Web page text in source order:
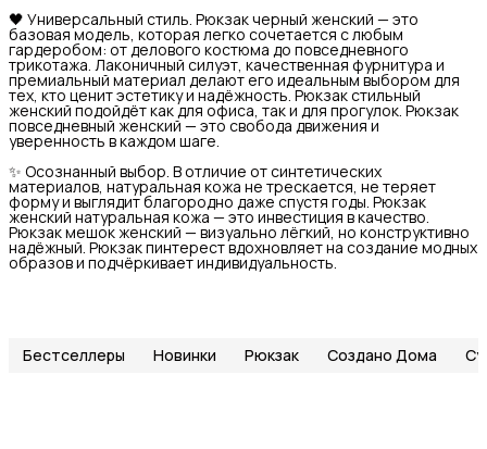
🖤 Универсальный стиль. Рюкзак черный женский — это
базовая модель, которая легко сочетается с любым
гардеробом: от делового костюма до повседневного
трикотажа. Лаконичный силуэт, качественная фурнитура и
премиальный материал делают его идеальным выбором для
тех, кто ценит эстетику и надёжность. Рюкзак стильный
женский подойдёт как для офиса, так и для прогулок. Рюкзак
повседневный женский — это свобода движения и
уверенность в каждом шаге.
✨ Осознанный выбор. В отличие от синтетических
материалов, натуральная кожа не трескается, не теряет
форму и выглядит благородно даже спустя годы. Рюкзак
женский натуральная кожа — это инвестиция в качество.
Рюкзак мешок женский — визуально лёгкий, но конструктивно
надёжный. Рюкзак пинтерест вдохновляет на создание модных
образов и подчёркивает индивидуальность.
Бестселлеры Новинки Рюкзак Создано Дома